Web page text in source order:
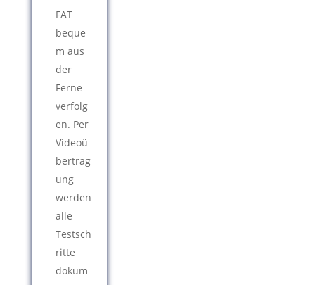
FAT
beque
m aus
der
Ferne
verfolg
en. Per
Videoü
bertrag
ung
werden
alle
Testsch
ritte
dokum